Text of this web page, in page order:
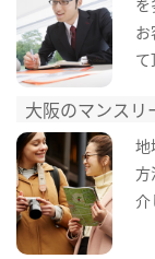
て
大阪のマンスリ
地
方
介